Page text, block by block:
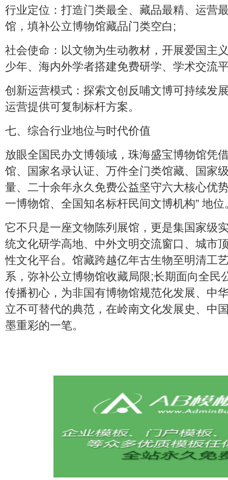
行业定位：打造门类最全、藏品最精、运营
馆，填补公立博物馆藏品门类空白;
社会使命：以文物为生动教材，开展爱国主
少年、海内外学者搭建免费研学、学术交流
创新运营模式：探索文创反哺文博可持续发
运营提供可复制标杆方案。
七、综合行业地位与时代价值
放眼全国民办文博领域，珠海盛宝博物馆凭
馆、国家名录认证、万件全门类馆藏、国家
量、二十余年永久免费公益坚守六大核心优
一博物馆、全国知名标杆民间文博机构” 地位
它不只是一座文物陈列展馆，更是集国家级
统文化研学高地、中外文明交流窗口、城市
性文化平台。馆藏跨越亿年古生物至明清工
系，弥补公立博物馆收藏局限;长期面向全民
传播初心，为非国有博物馆规范化发展、中
立不可替代的典范，在岭南文化发展史、中
墨重彩的一笔。